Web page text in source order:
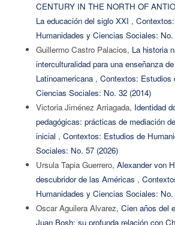
CENTURY IN THE NORTH OF
La educación del siglo XXI ,
Humanidades y Ciencias Sociales: No.
Guillermo Castro Palacios, La historia
interculturalidad para una enseñanza
Latinoamericana , Contextos: Estudios
Ciencias Sociales: No. 32 (2014)
Victoria Jiménez Arriagada, Identidad
pedagógicas: prácticas de mediación
inicial , Contextos: Estudios de
Sociales: No. 57 (2026)
Ursula Tapia Guerrero, Alexander von
descubridor de las Américas ,
Humanidades y Ciencias Sociales: No.
Oscar Aguilera Alvarez, Cien años del
Juan Bosh: su profunda relación con